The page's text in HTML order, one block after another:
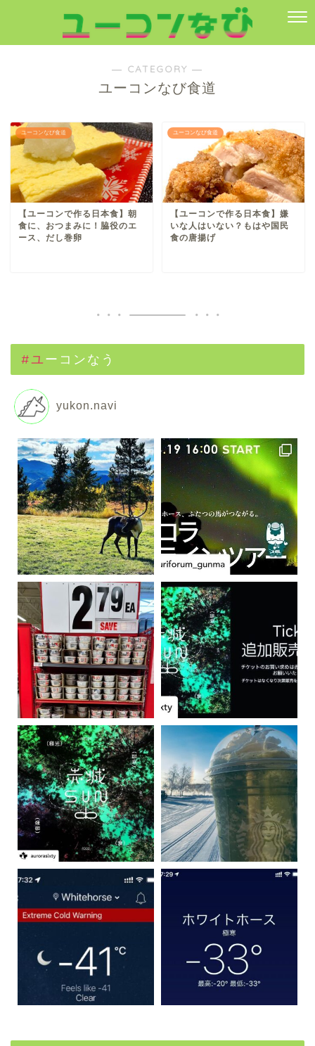
― CATEGORY ―
ユーコンなび食道
ユーコンなび食道
【ユーコンで作る日本食】朝
食に、おつまみに！脇役のエ
ース、だし巻卵
ユーコンなび食道
【ユーコンで作る日本食】嫌
いな人はいない？もはや国民
食の唐揚げ
#ユーコンなう
yukon.navi